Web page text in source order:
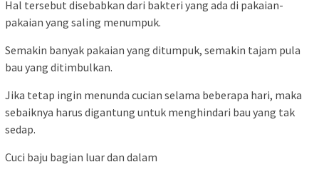
Hal tersebut disebabkan dari bakteri yang ada di pakaian-
pakaian yang saling menumpuk.
Semakin banyak pakaian yang ditumpuk, semakin tajam pula
bau yang ditimbulkan.
Jika tetap ingin menunda cucian selama beberapa hari, maka
sebaiknya harus digantung untuk menghindari bau yang tak
sedap.
Cuci baju bagian luar dan dalam